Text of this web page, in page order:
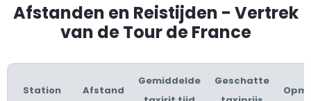
Afstanden en Reistijden - Vertrek
van de Tour de France
Station Afstand
Gemiddelde
Geschatte